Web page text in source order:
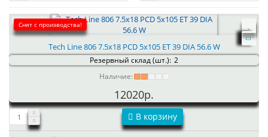
Снят с производства!
Tech Line 806 7.5x18 PCD 5x105 ET 39 DIA 56.6 W
Резервный склад (шт.): 2
Наличие:
12020р.
В корзину